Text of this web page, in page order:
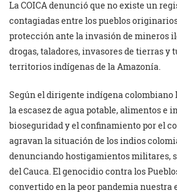
La COICA denunció que no existe un
contagiadas entre los pueblos
protección ante la invasión de mineros
drogas, taladores, invasores de tierras y
territorios indígenas de la Amazonía.
Según el dirigente indígena colombiano
la escasez de agua potable, alimentos e
bioseguridad y el confinamiento por el
agravan la situación de los indios
denunciando hostigamientos militares,
del Cauca. El genocidio contra los
convertido en la peor pandemia nuestra